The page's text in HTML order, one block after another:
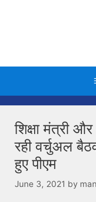
शिक्षा मंत्री
रही वर्चुअल
हुए पीएम
June 3, 2021 by